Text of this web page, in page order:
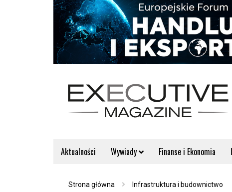
Aktualności Wywiady Finanse i Ekonomia
Strona główna Infrastruktura i budownictwo